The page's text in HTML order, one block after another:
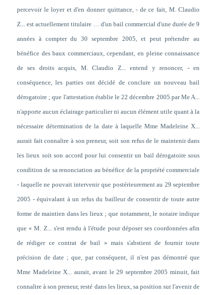
percevoir le loyer et d'en donner quittance, - de ce fait, M. Claudio
Z... est actuellement titulaire … d'un bail commercial d'une durée de 9
années à compter du 30 septembre 2005, et peut prétendre au
bénéfice des baux commerciaux, cependant, en pleine connaissance
de ses droits acquis, M. Claudio Z... entend y renoncer, - en
conséquence, les parties ont décidé de conclure un nouveau bail
dérogatoire ; que l'attestation établie le 22 décembre 2005 par Me A...
n'apporte aucun éclairage particulier ni aucun élément utile quant à la
nécessaire détermination de la date à laquelle Mme Madeleine X...
aurait fait connaître à son preneur, soit son refus de le maintenir dans
les lieux soit son accord pour lui consentir un bail dérogatoire sous
condition de sa renonciation au bénéfice de la propriété commerciale
- laquelle ne pouvait intervenir que postérieurement au 29 septembre
2005 - équivalant à un refus du bailleur de consentir de toute autre
forme de maintien dans les lieux ; que notamment, le notaire indique
que « M. Z... s'est rendu à l'étude pour déposer ses coordonnées afin
de rédiger ce contrat de bail » mais s'abstient de fournir toute
précision de date ; que, par conséquent, il n'est pas démontré que
Mme Madeleine X... aurait, avant le 29 septembre 2005 minuit, fait
connaître à son preneur, resté dans les lieux, sa position sur l'avenir de